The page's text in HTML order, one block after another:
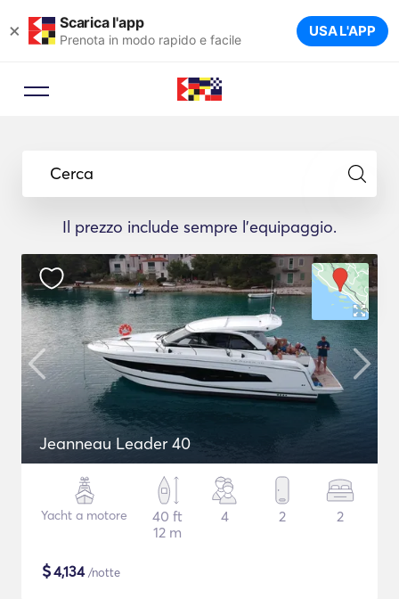
× Scarica l'app
Prenota in modo rapido e facile USA L'APP
Cerca
Il prezzo include sempre l'equipaggio.
Jeanneau Leader 40
Yacht a motore
40 ft
12 m
4 2 2
$4,134/notte